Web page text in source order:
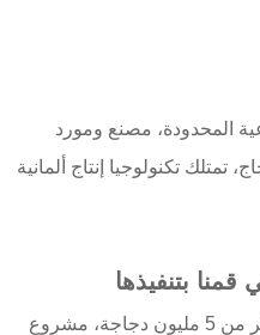
المحدودة، مصنع ومورد
تمتلك تكنولوجيا إنتاج ألمانية
بتنفيذها
تم تنفيذ مشاريع مزارع دواجن بأكثر من 5 مليون دجاجة، مشروع